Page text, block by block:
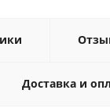
Доставка и